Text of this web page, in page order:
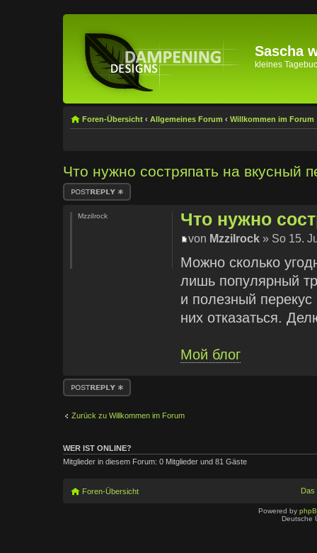
Sascha
kleines
Foren-Übersicht ‹ Allgemeines Forum ‹ Willkommen im Forum
Что нужно состряпать на вкусный
Antwort erstellen
Что нужно
von MzziIrock » So 15.
Можно сколько
лишь популярный
и полезный
них отказаться.
Мой блог
MzziIrock
Antwort erstellen
Zurück zu Willkommen im Forum
WER IST ONLINE?
Mitglieder in diesem Forum: 0 Mitglieder und 81 Gäste
Foren-Übersicht Das
Powered by
Deutsche